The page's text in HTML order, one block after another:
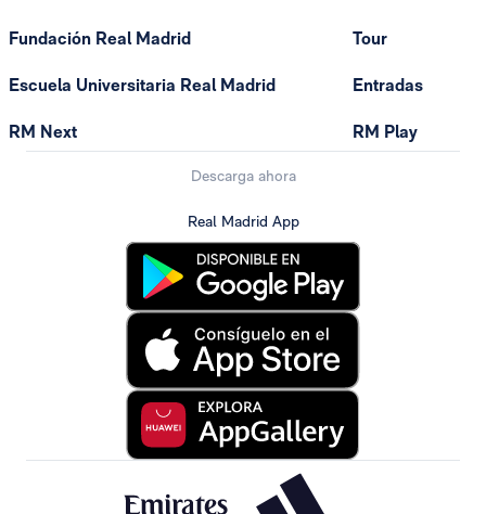
Fundación Real Madrid
Escuela Universitaria Real Madrid
RM Next
Tour
Entradas
RM Play
Descarga ahora
Real Madrid App